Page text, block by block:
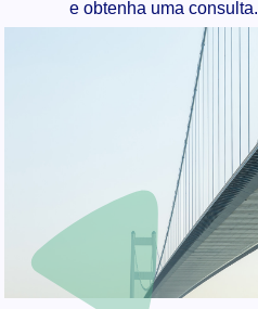
e obtenha uma consulta.